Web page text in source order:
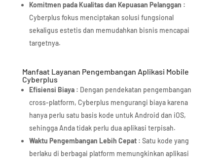
Komitmen pada Kualitas dan Kepuasan Pelanggan :
Cyberplus fokus menciptakan solusi fungsional
sekaligus estetis dan memudahkan bisnis mencapai
targetnya.
Manfaat Layanan Pengembangan Aplikasi Mobile
Cyberplus
Efisiensi Biaya : Dengan pendekatan pengembangan
cross-platform, Cyberplus mengurangi biaya karena
hanya perlu satu basis kode untuk Android dan iOS,
sehingga Anda tidak perlu dua aplikasi terpisah.
Waktu Pengembangan Lebih Cepat : Satu kode yang
berlaku di berbagai platform memungkinkan aplikasi